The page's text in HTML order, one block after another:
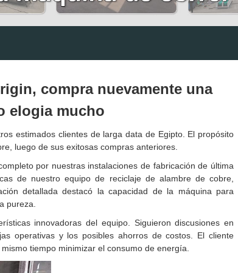
compra nuevamente una
elogia mucho
estimados clientes de larga data de Egipto. El propósito
luego de sus exitosas compras anteriores.
por nuestras instalaciones de fabricación de última
de nuestro equipo de reciclaje de alambre de cobre,
detallada destacó la capacidad de la máquina para
pureza.
innovadoras del equipo. Siguieron discusiones en
operativas y los posibles ahorros de costos. El cliente
tiempo minimizar el consumo de energía.